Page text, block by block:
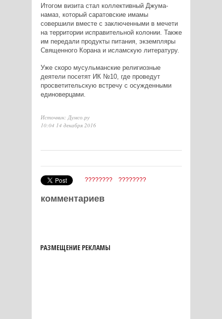
Итогом визита стал коллективный Джума-
намаз, который саратовские имамы
совершили вместе с заключенными в мечети
на территории исправительной колонии. Также
им передали продукты питания, экземпляры
Священного Корана и исламскую литературу.
Уже скоро мусульманские религиозные
деятели посетят ИК №10, где проведут
просветительскую встречу с осужденными
единоверцами.
Источник: Думсо.ру
10:04 14 декабря 2016
???????? ????????
комментариев
РАЗМЕЩЕНИЕ РЕКЛАМЫ